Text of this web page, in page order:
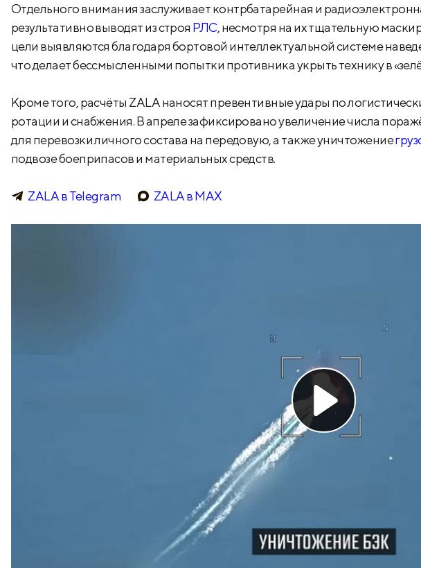
Отдельного внимания заслуживает контрбатарейная и
результативно выводят из строя РЛС, несмотря на их тщательную
цели выявляются благодаря бортовой интеллектуальной системе
что делает бессмысленными попытки противника укрыть технику в
Кроме того, расчёты ZALA наносят превентивные удары по
ротации и снабжения. В апреле зафиксировано увеличение числа
для перевозки личного состава на передовую, а также уничтожение
подвозе боеприпасов и материальных средств.
ZALA в Telegram ZALA в МАХ